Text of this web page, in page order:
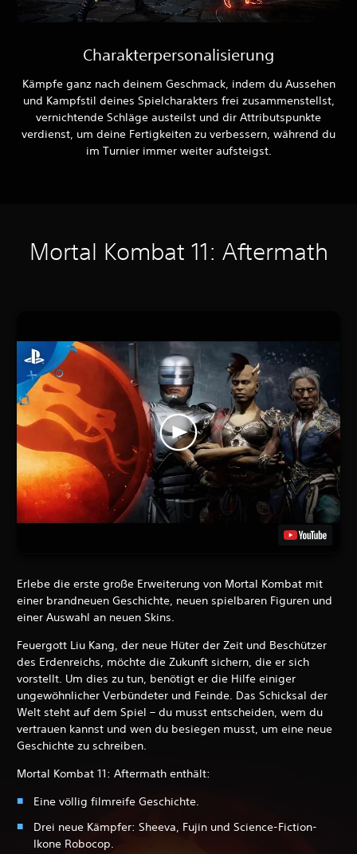
Charakterpersonalisierung
Kämpfe ganz nach deinem Geschmack, indem du Aussehen
und Kampfstil deines Spielcharakters frei zusammenstellst,
vernichtende Schläge austeilst und dir Attributspunkte
verdienst, um deine Fertigkeiten zu verbessern, während du
im Turnier immer weiter aufsteigst.
Mortal Kombat 11: Aftermath
Erlebe die erste große Erweiterung von Mortal Kombat mit
einer brandneuen Geschichte, neuen spielbaren Figuren und
einer Auswahl an neuen Skins.
Feuergott Liu Kang, der neue Hüter der Zeit und Beschützer
des Erdenreichs, möchte die Zukunft sichern, die er sich
vorstellt. Um dies zu tun, benötigt er die Hilfe einiger
ungewöhnlicher Verbündeter und Feinde. Das Schicksal der
Welt steht auf dem Spiel – du musst entscheiden, wem du
vertrauen kannst und wen du besiegen musst, um eine neue
Geschichte zu schreiben.
Mortal Kombat 11: Aftermath enthält:
Eine völlig filmreife Geschichte.
Drei neue Kämpfer: Sheeva, Fujin und Science-Fiction-
Ikone Robocop.